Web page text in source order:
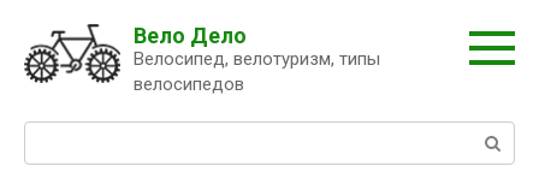
контенту
Вело Дело
Велосипед, велотуризм, типы
велосипедов